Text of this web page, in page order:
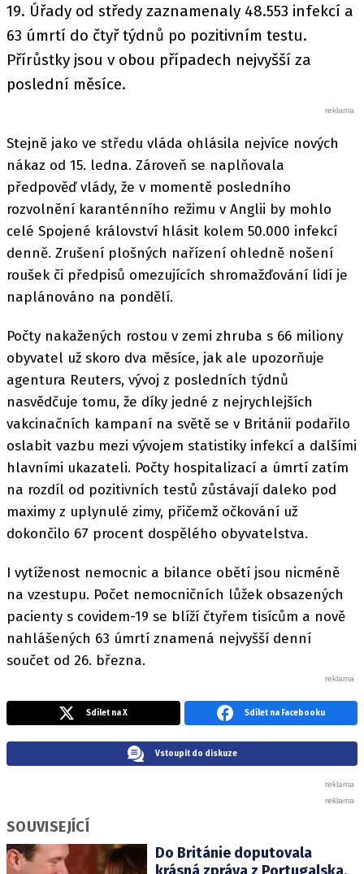
19. Úřady od středy zaznamenaly 48.553 infekcí a
63 úmrtí do čtyř týdnů po pozitivním testu.
Přírůstky jsou v obou případech nejvyšší za
poslední měsíce.
Stejně jako ve středu vláda ohlásila nejvíce nových
nákaz od 15. ledna. Zároveň se naplňovala
předpověď vlády, že v momentě posledního
rozvolnění karanténního režimu v Anglii by mohlo
celé Spojené království hlásit kolem 50.000 infekcí
denně. Zrušení plošných nařízení ohledně nošení
roušek či předpisů omezujících shromažďování lidí je
naplánováno na pondělí.
Počty nakažených rostou v zemi zhruba s 66 miliony
obyvatel už skoro dva měsíce, jak ale upozorňuje
agentura Reuters, vývoj z posledních týdnů
nasvědčuje tomu, že díky jedné z nejrychlejších
vakcinačních kampaní na světě se v Británii podařilo
oslabit vazbu mezi vývojem statistiky infekcí a dalšími
hlavními ukazateli. Počty hospitalizací a úmrtí zatím
na rozdíl od pozitivních testů zůstávají daleko pod
maximy z uplynulé zimy, přičemž očkování už
dokončilo 67 procent dospělého obyvatelstva.
I vytíženost nemocnic a bilance obětí jsou nicméně
na vzestupu. Počet nemocničních lůžek obsazených
pacienty s covidem-19 se blíží čtyřem tisícům a nově
nahlášených 63 úmrtí znamená nejvyšší denní
součet od 26. března.
Sdílet na X Sdílet na Facebooku
Vstoupit do diskuze
SOUVISEJÍCÍ
Do Británie doputovala